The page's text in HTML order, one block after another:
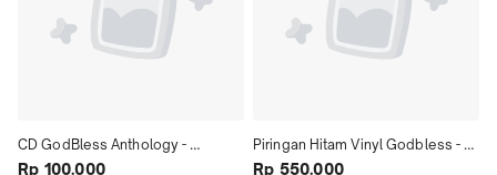
CD GodBless Anthology -
Kamarmusik.id
Rp 100.000
Piringan Hitam Vinyl Godbless -
Anthology (reguler edition) 2024 -
Rp 550.000